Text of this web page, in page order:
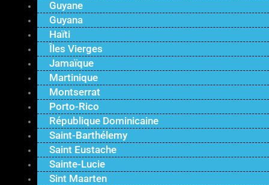
Guyane
Guyana
Haïti
Îles Vierges
Jamaïque
Martinique
Montserrat
Porto-Rico
République Dominicaine
Saint-Barthélemy
Saint Eustache
Sainte-Lucie
Sint Maarten